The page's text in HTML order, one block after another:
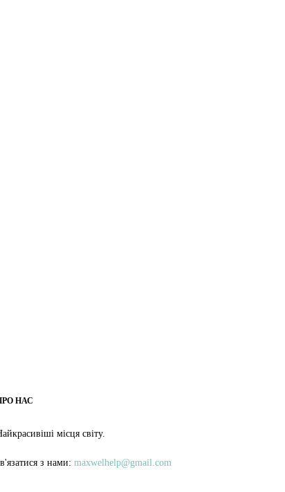
НАС
місця світу.
з нами: maxwelhelp@gmail.com